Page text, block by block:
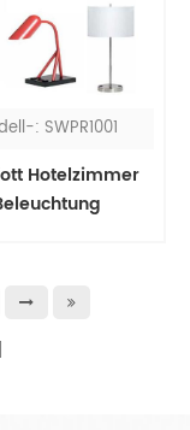
: SWPR1001
Hotelzimmer